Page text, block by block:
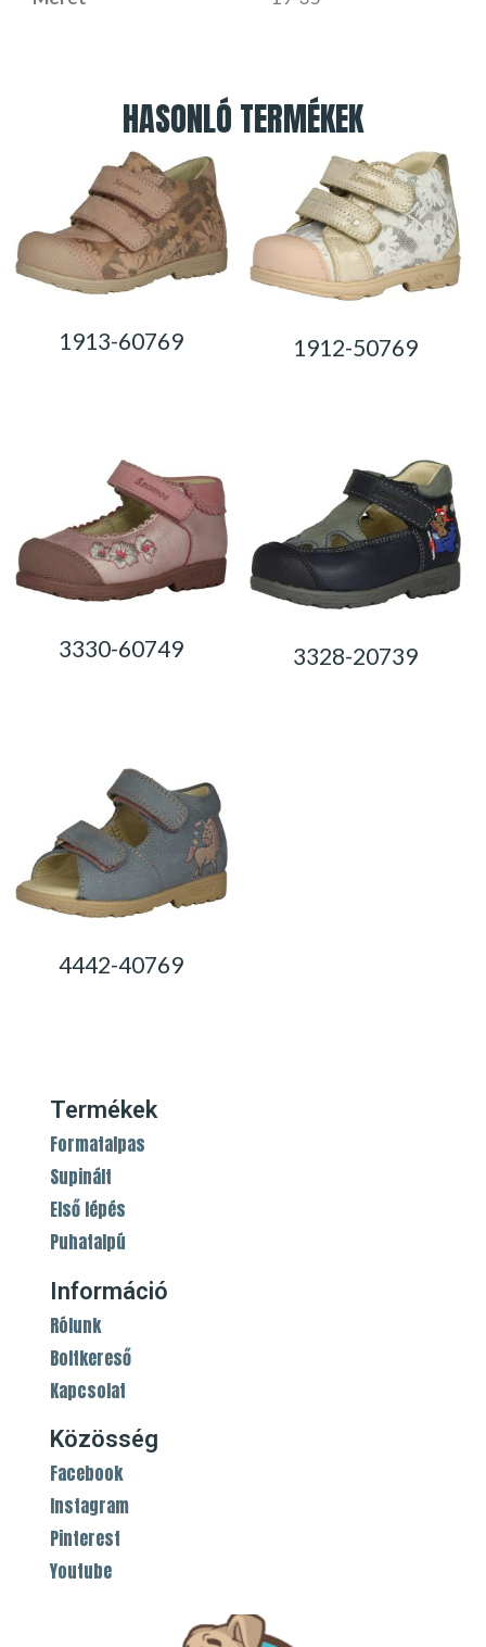
HASONLÓ TERMÉKEK
1913-60769 1912-50769
3330-60749 3328-20739
4442-40769
Termékek
Formatalpas
Supinált
Első lépés
Puhatalpú
Információ
Rólunk
Boltkereső
Kapcsolat
Közösség
Facebook
Instagram
Pinterest
Youtube